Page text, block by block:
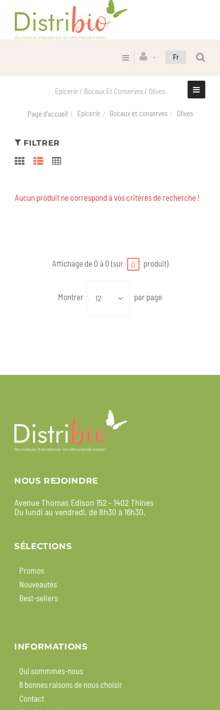
Fr
Epicerie / Bocaux Et Conserves / Olives
Page d'accueil Epicerie Bocaux et conserves Olives
FILTRER
Aucun produit ne correspond à vos critères de recherche !
Affichage de 0 à 0 (sur 0 produit)
Montrer 12 par page
NOUS REJOINDRE
Avenue Thomas Edison 152 - 1402 Thines
Du lundi au vendredi, de 8h30 à 16h30.
SÉLECTIONS
Promos
Nouveautés
Best-sellers
INFORMATIONS
Qui sommmes-nous
8 bonnes raisons de nous choisir
Contact